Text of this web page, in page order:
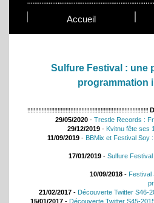
Accueil
Sulfure Festival : une
programmation
29/05/2020 - Trestle Records :
29/12/2019 - Kvitnu fête ses
11/09/2019 - BBMix et Festival Soy
17/01/2019 - Sulfure
10/09/2018 - Festival
21/02/2017 - Découverte Twitter S46-
15/01/2017 - Découverte Twitter S45-